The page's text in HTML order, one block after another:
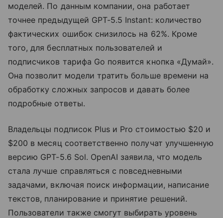
моделей. По данным компании, она работает
точнее предыдущей GPT-5.5 Instant: количество
фактических ошибок снизилось на 62%. Кроме
того, для бесплатных пользователей и
подписчиков тарифа Go появится кнопка «Думай».
Она позволит модели тратить больше времени на
обработку сложных запросов и давать более
подробные ответы.
Владельцы подписок Plus и Pro стоимостью $20 и
$200 в месяц соответственно получат улучшенную
версию GPT-5.6 Sol. OpenAI заявила, что модель
стала лучше справляться с повседневными
задачами, включая поиск информации, написание
текстов, планирование и принятие решений.
Пользователи также смогут выбирать уровень